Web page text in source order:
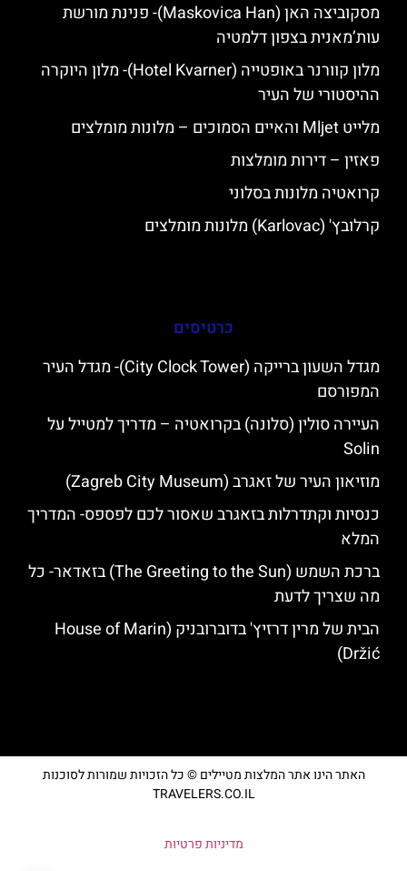
מסקוביצה האן (Maskovica Han)- פנינת מורשת
עות’מאנית בצפון דלמטיה
מלון קוורנר באופטייה (Hotel Kvarner)- מלון היוקרה
ההיסטורי של העיר
מלייט Mljet והאיים הסמוכים – מלונות מומלצים
פאזין – דירות מומלצות
קרואטיה מלונות בסלוני
קרלובץ' (Karlovac) מלונות מומלצים
כרטיסים
מגדל השעון ברייקה (City Clock Tower)- מגדל העיר
המפורסם
העיירה סולין (סלונה) בקרואטיה – מדריך למטייל על
Solin
מוזיאון העיר של זאגרב (Zagreb City Museum)
כנסיות וקתדרלות בזאגרב שאסור לכם לפספס- המדריך
המלא
ברכת השמש (The Greeting to the Sun) בזאדאר- כל
מה שצריך לדעת
הבית של מרין דרזיץ' בדוברובניק (House of Marin
Držić)
האתר הינו אתר המלצות מטיילים © כל הזכויות שמורות לסוכנות
TRAVELERS.CO.IL
מדיניות פרטיות